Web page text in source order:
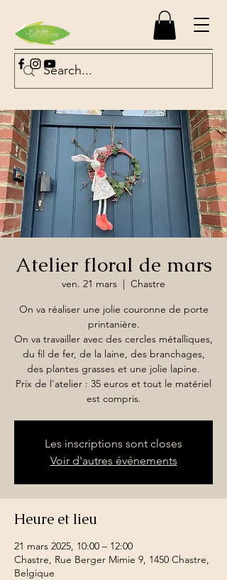
Atelier floral de mars
ven. 21 mars
  |
Chastre
On va réaliser une jolie couronne de porte
printanière.
On va travailler avec des cercles métalliques,
du fil de fer, de la laine, des branchages,
des plantes grasses et une jolie lapine.
Prix de l'atelier : 35 euros et tout le matériel
est compris.
Les inscriptions sont closes
Voir d'autres événements
Heure et lieu
21 mars 2025, 10:00 – 12:00
Chastre, Rue Berger Mimie 9, 1450 Chastre,
Belgique